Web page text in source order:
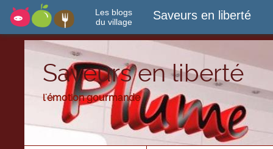
Les blogs
du village
Saveurs en liberté
Saveurs en liberté
l'émotion gourmande